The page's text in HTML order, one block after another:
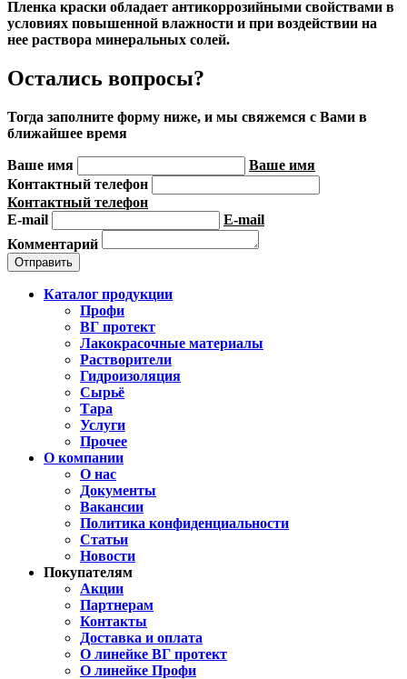
Пленка краски обладает антикоррозийными свойствами в
условиях повышенной влажности и при воздействии на
нее раствора минеральных солей.
Остались вопросы?
Тогда заполните форму ниже, и мы свяжемся с Вами в
ближайшее время
Ваше имя
Ваше имя
Контактный телефон
Контактный телефон
E-mail
E-mail
Комментарий
Каталог продукции
Профи
ВГ протект
Лакокрасочные материалы
Растворители
Гидроизоляция
Сырьё
Тара
Услуги
Прочее
О компании
О нас
Документы
Вакансии
Политика конфиденциальности
Статьи
Новости
Покупателям
Акции
Партнерам
Контакты
Доставка и оплата
О линейке ВГ протект
О линейке Профи